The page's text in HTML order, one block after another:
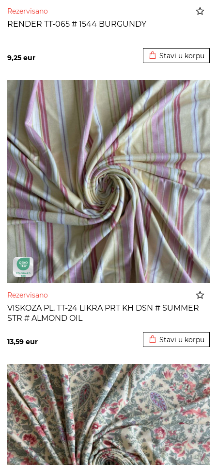
Rezervisano
RENDER TT-065 # 1544 BURGUNDY
9,25 eur Stavi u korpu
Rezervisano
VISKOZA PL. TT-24 LIKRA PRT KH DSN # SUMMER
STR # ALMOND OIL
13,59 eur Stavi u korpu